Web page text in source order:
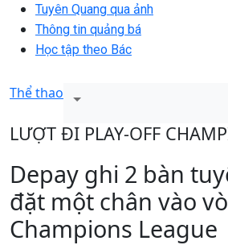
Tuyên Quang qua ảnh
Thông tin quảng bá
Học tập theo Bác
Thể thao
LƯỢT ĐI PLAY-OFF
Depay ghi 2 bàn
đặt một chân vào
Champions League